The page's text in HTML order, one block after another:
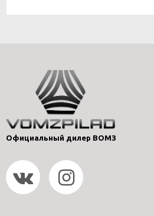
Официальный дилер ВОМЗ